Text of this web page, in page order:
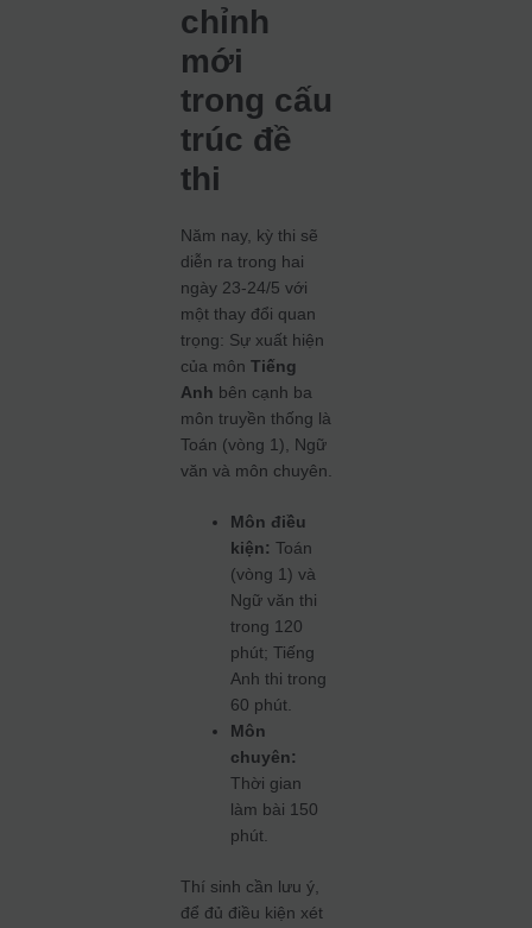
chỉnh
mới
trong cấu
trúc đề
thi
Năm nay, kỳ thi sẽ
diễn ra trong hai
ngày 23-24/5 với
một thay đổi quan
trọng: Sự xuất hiện
của mônTiếng
Anh bên cạnh ba
môn truyền thống là
Toán (vòng 1), Ngữ
văn và môn chuyên.
Môn điều
kiện: Toán
(vòng 1) và
Ngữ văn thi
trong 120
phút; Tiếng
Anh thi trong
60 phút.
Môn
chuyên:
Thời gian
làm bài 150
phút.
Thí sinh cần lưu ý,
để đủ điều kiện xét